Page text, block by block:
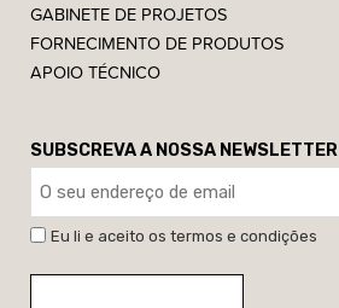
GABINETE DE PROJETOS
FORNECIMENTO DE PRODUTOS
APOIO TÉCNICO
SUBSCREVA A NOSSA NEWSLETTER
Eu li e aceito os termos e condições